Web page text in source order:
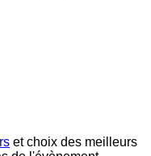
et choix des meilleurs